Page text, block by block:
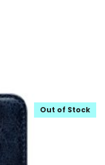
Out of Stock